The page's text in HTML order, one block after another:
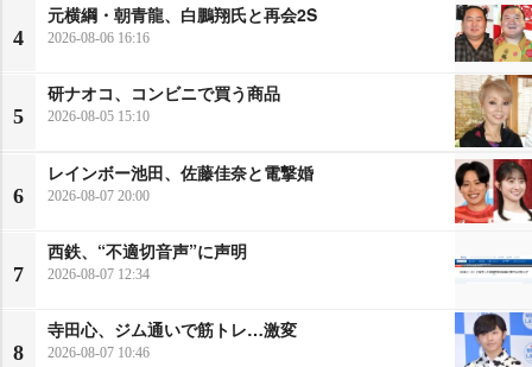
4
元横綱・朝青龍、白鵬翔氏と再会2S
2026-08-06 16:16
5
研ナオコ、コンビニで買う商品
2026-08-05 15:10
6
レインボー池田、佐藤佳奈と電撃婚
2026-08-07 20:00
7
西鉄、“不適切音声”に声明
2026-08-07 12:34
8
寺田心、ジム通いで筋トレ…激変
2026-08-07 10:46